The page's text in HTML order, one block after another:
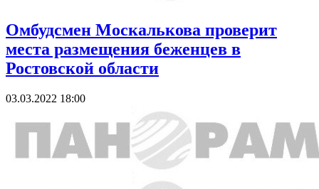
Омбудсмен Москалькова проверит
места размещения беженцев в
Ростовской области
03.03.2022 18:00